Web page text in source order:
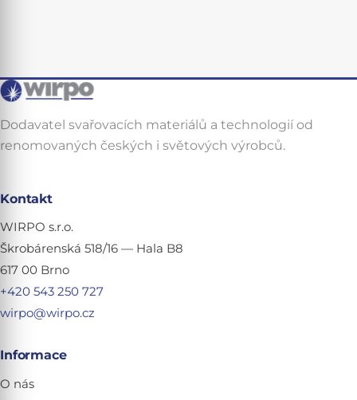
Dodavatel svařovacích materiálů a technologií od
renomovaných českých i světových výrobců.
Kontakt
WIRPO s.r.o.
Škrobárenská 518/16 — Hala B8
617 00 Brno
+420 543 250 727
wirpo@wirpo.cz
Informace
O nás